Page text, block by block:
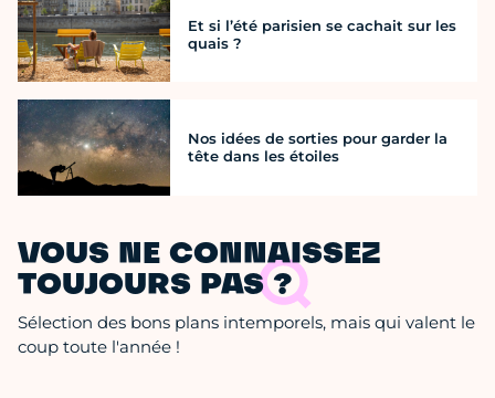
Et si l’été parisien se cachait sur les
quais ?
Nos idées de sorties pour garder la
tête dans les étoiles
VOUS NE CONNAISSEZ
TOUJOURS PAS ?
Sélection des bons plans intemporels, mais qui valent le
coup toute l'année !